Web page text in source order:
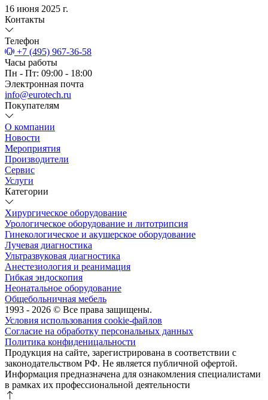
16 июня 2025 г.
Контакты
Телефон
+7 (495) 967-36-58
Часы работы
Пн - Пт: 09:00 - 18:00
Электронная почта
info@eurotech.ru
Покупателям
О компании
Новости
Мероприятия
Производители
Сервис
Услуги
Категории
Хирургическое оборудование
Урологическое оборудование и литотрипсия
Гинекологическое и акушерское оборудование
Лучевая диагностика
Ультразвуковая диагностика
Анестезиология и реанимация
Гибкая эндоскопия
Неонатальное оборудование
Общебольничная мебель
1993 - 2026 © Все права защищены.
Условия использования cookie-файлов
Согласие на обработку персональных данных
Политика конфиденицальности
Продукция на сайте, зарегистрирована в соответствии с
законодательством РФ. Не является публичной офертой.
Информация предназначена для ознакомления специалистами
в рамках их профессиональной деятельности